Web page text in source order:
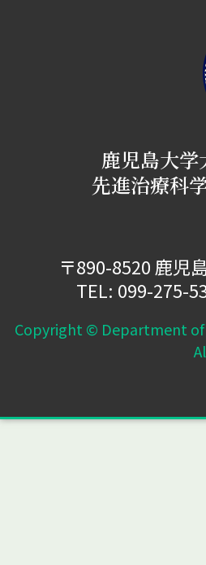
鹿児島大
先進治療科
〒890-8520 鹿児
TEL: 099-275-
Copyright © Department of